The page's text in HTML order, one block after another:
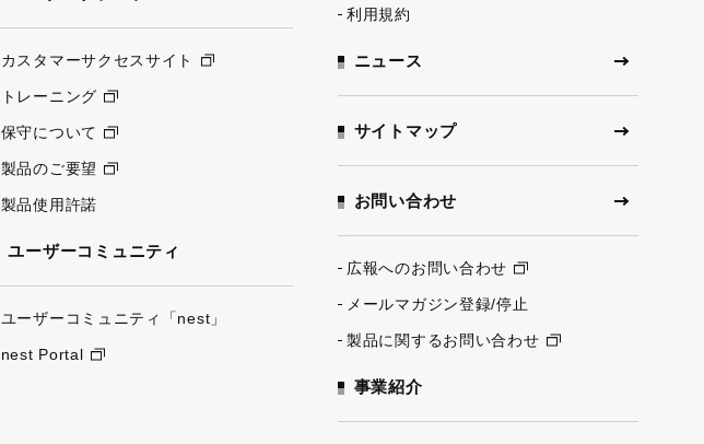
カスタマーサクセスサイト
トレーニング
保守について
製品のご要望
製品使用許諾
ユーザーコミュニティ
ユーザーコミュニティ「nest」
nest Portal
利用規約
ニュース
サイトマップ
お問い合わせ
広報へのお問い合わせ
メールマガジン登録/停止
製品に関するお問い合わせ
事業紹介